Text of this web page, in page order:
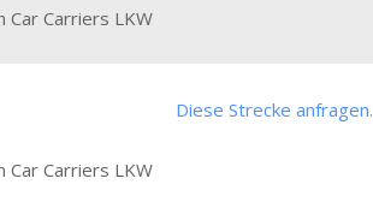
Car Carriers LKW
Diese Strecke anfragen.
Car Carriers LKW